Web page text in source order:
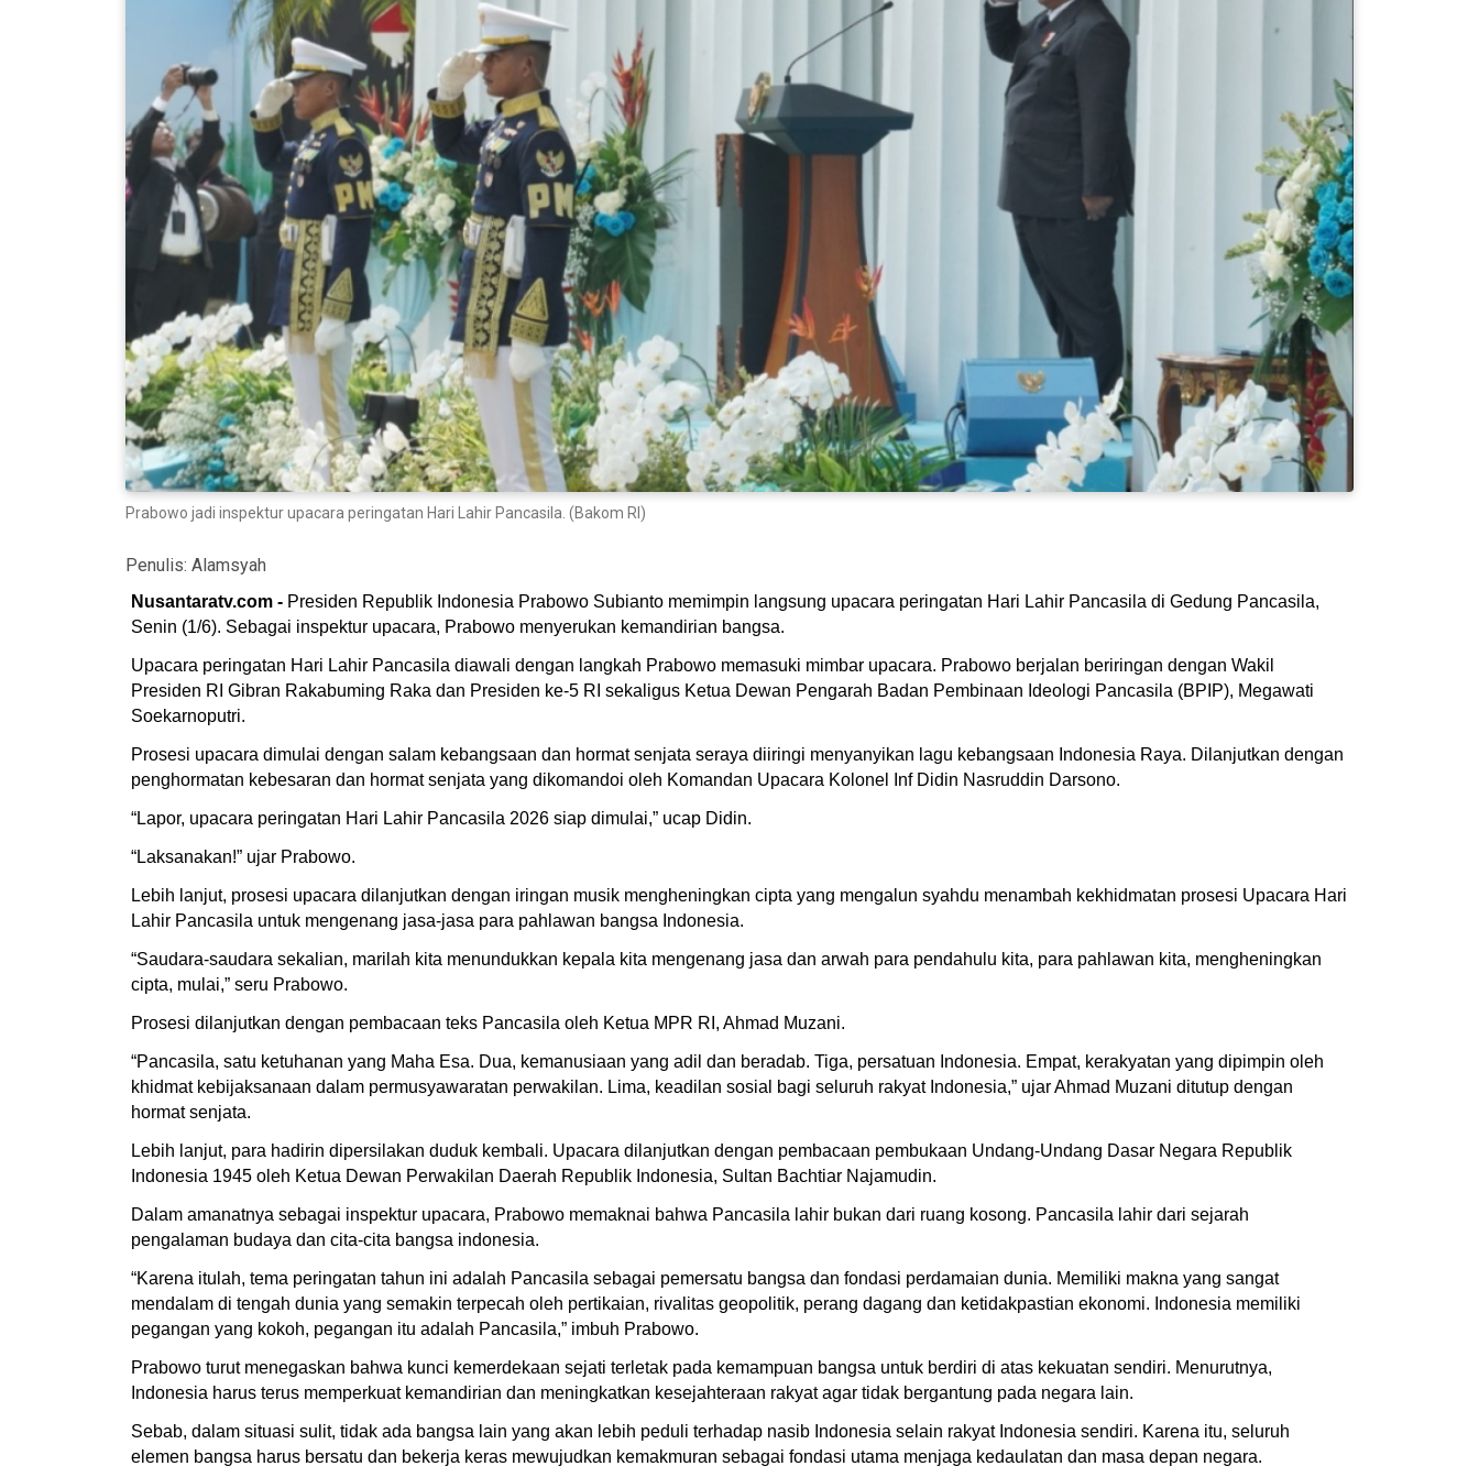
Prabowo jadi inspektur upacara peringatan Hari Lahir Pancasila. (Bakom RI)
Penulis: Alamsyah
Nusantaratv.com - Presiden Republik Indonesia Prabowo Subianto memimpin langsung upacara peringatan Hari Lahir Pancasila di Gedung Pancasila,
Senin (1/6). Sebagai inspektur upacara, Prabowo menyerukan kemandirian bangsa.
Upacara peringatan Hari Lahir Pancasila diawali dengan langkah Prabowo memasuki mimbar upacara. Prabowo berjalan beriringan dengan Wakil
Presiden RI Gibran Rakabuming Raka dan Presiden ke-5 RI sekaligus Ketua Dewan Pengarah Badan Pembinaan Ideologi Pancasila (BPIP), Megawati
Soekarnoputri.
Prosesi upacara dimulai dengan salam kebangsaan dan hormat senjata seraya diiringi menyanyikan lagu kebangsaan Indonesia Raya. Dilanjutkan dengan
penghormatan kebesaran dan hormat senjata yang dikomandoi oleh Komandan Upacara Kolonel Inf Didin Nasruddin Darsono.
“Lapor, upacara peringatan Hari Lahir Pancasila 2026 siap dimulai,” ucap Didin.
“Laksanakan!” ujar Prabowo.
Lebih lanjut, prosesi upacara dilanjutkan dengan iringan musik mengheningkan cipta yang mengalun syahdu menambah kekhidmatan prosesi Upacara Hari
Lahir Pancasila untuk mengenang jasa-jasa para pahlawan bangsa Indonesia.
“Saudara-saudara sekalian, marilah kita menundukkan kepala kita mengenang jasa dan arwah para pendahulu kita, para pahlawan kita, mengheningkan
cipta, mulai,” seru Prabowo.
Prosesi dilanjutkan dengan pembacaan teks Pancasila oleh Ketua MPR RI, Ahmad Muzani.
“Pancasila, satu ketuhanan yang Maha Esa. Dua, kemanusiaan yang adil dan beradab. Tiga, persatuan Indonesia. Empat, kerakyatan yang dipimpin oleh
khidmat kebijaksanaan dalam permusyawaratan perwakilan. Lima, keadilan sosial bagi seluruh rakyat Indonesia,” ujar Ahmad Muzani ditutup dengan
hormat senjata.
Lebih lanjut, para hadirin dipersilakan duduk kembali. Upacara dilanjutkan dengan pembacaan pembukaan Undang-Undang Dasar Negara Republik
Indonesia 1945 oleh Ketua Dewan Perwakilan Daerah Republik Indonesia, Sultan Bachtiar Najamudin.
Dalam amanatnya sebagai inspektur upacara, Prabowo memaknai bahwa Pancasila lahir bukan dari ruang kosong. Pancasila lahir dari sejarah
pengalaman budaya dan cita-cita bangsa indonesia.
“Karena itulah, tema peringatan tahun ini adalah Pancasila sebagai pemersatu bangsa dan fondasi perdamaian dunia. Memiliki makna yang sangat
mendalam di tengah dunia yang semakin terpecah oleh pertikaian, rivalitas geopolitik, perang dagang dan ketidakpastian ekonomi. Indonesia memiliki
pegangan yang kokoh, pegangan itu adalah Pancasila,” imbuh Prabowo.
Prabowo turut menegaskan bahwa kunci kemerdekaan sejati terletak pada kemampuan bangsa untuk berdiri di atas kekuatan sendiri. Menurutnya,
Indonesia harus terus memperkuat kemandirian dan meningkatkan kesejahteraan rakyat agar tidak bergantung pada negara lain.
Sebab, dalam situasi sulit, tidak ada bangsa lain yang akan lebih peduli terhadap nasib Indonesia selain rakyat Indonesia sendiri. Karena itu, seluruh
elemen bangsa harus bersatu dan bekerja keras mewujudkan kemakmuran sebagai fondasi utama menjaga kedaulatan dan masa depan negara.